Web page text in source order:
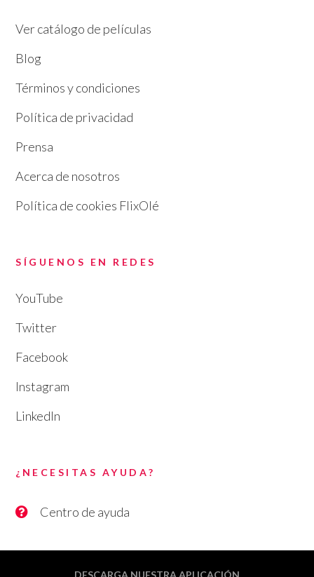
Ver catálogo de películas
Blog
Términos y condiciones
Política de privacidad
Prensa
Acerca de nosotros
Política de cookies FlixOlé
SÍGUENOS EN REDES
YouTube
Twitter
Facebook
Instagram
LinkedIn
¿NECESITAS AYUDA?
Centro de ayuda